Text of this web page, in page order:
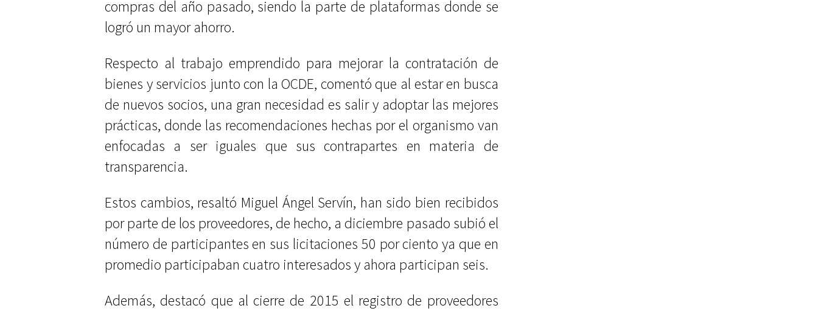
compras del año pasado, siendo la parte de plataformas donde se
logró un mayor ahorro.
Respecto al trabajo emprendido para mejorar la contratación de
bienes y servicios junto con la OCDE, comentó que al estar en busca
de nuevos socios, una gran necesidad es salir y adoptar las mejores
prácticas, donde las recomendaciones hechas por el organismo van
enfocadas a ser iguales que sus contrapartes en materia de
transparencia.
Estos cambios, resaltó Miguel Ángel Servín, han sido bien recibidos
por parte de los proveedores, de hecho, a diciembre pasado subió el
número de participantes en sus licitaciones 50 por ciento ya que en
promedio participaban cuatro interesados y ahora participan seis.
Además, destacó que al cierre de 2015 el registro de proveedores